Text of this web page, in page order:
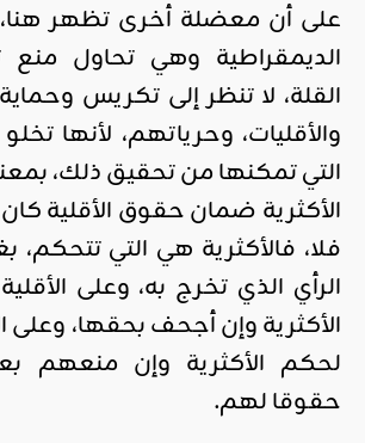
على أن معضلة أخرى تظهر
الديمقراطية وهي تحاول
القلة، لا تنظر إلى تكريس
والأقليات، وحرياتهم، لأنها
التي تمكنها من تحقيق ذلك،
الأكثرية ضمان حقوق الأقلية
فلا، فالأكثرية هي التي
الرأي الذي تخرج به، وعلى
الأكثرية وإن أجحف بحقها، وعلى
لحكم الأكثرية وإن منعهم
حقوقا لهم.